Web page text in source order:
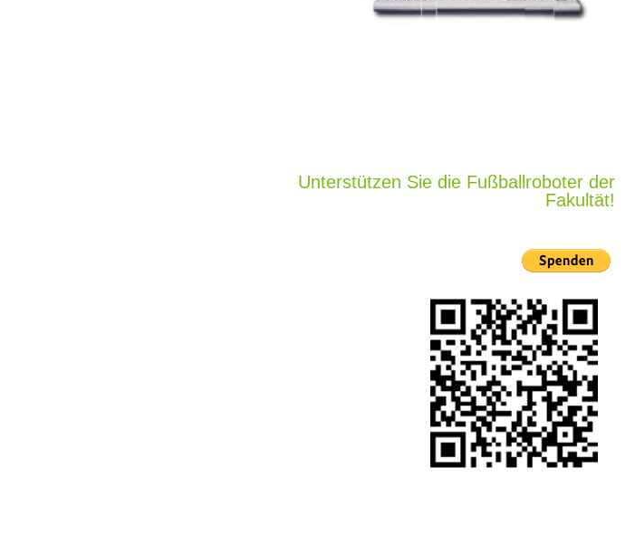
Unterstützen Sie die Fußballroboter der
Fakultät!